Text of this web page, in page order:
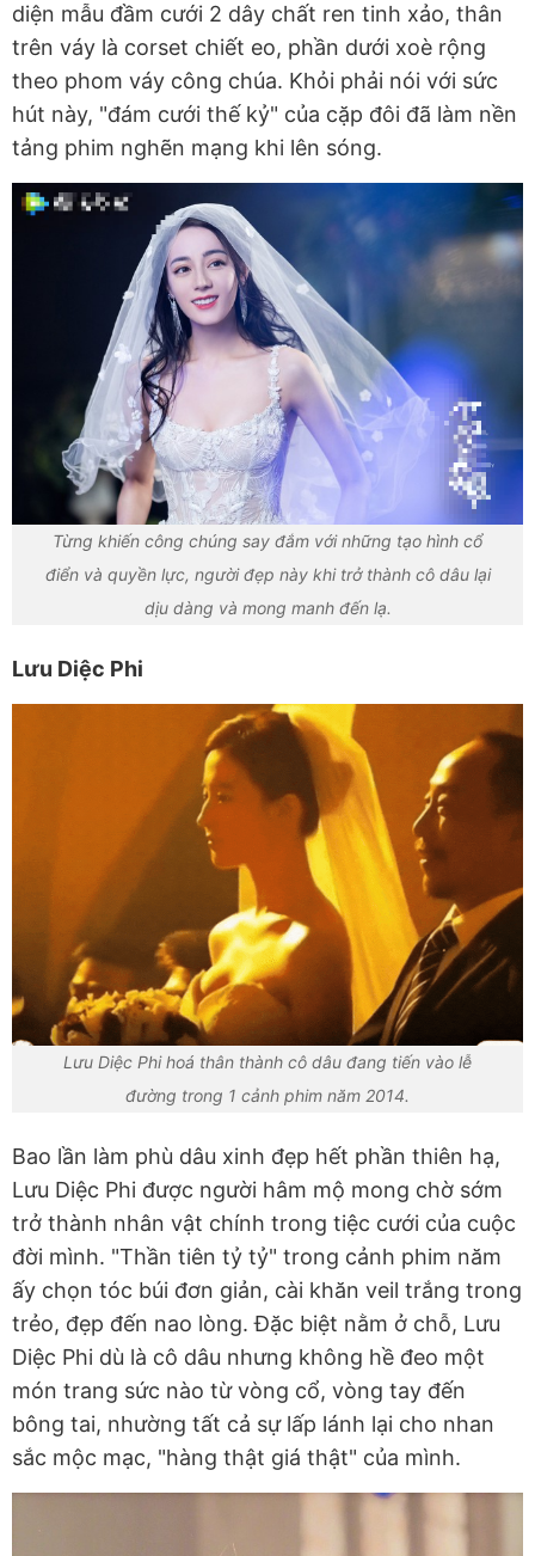
diện mẫu đầm cưới 2 dây chất ren tinh xảo, thân
trên váy là corset chiết eo, phần dưới xoè rộng
theo phom váy công chúa. Khỏi phải nói với sức
hút này, "đám cưới thế kỷ" của cặp đôi đã làm nền
tảng phim nghẽn mạng khi lên sóng.
Từng khiến công chúng say đắm với những tạo hình cổ
điển và quyền lực, người đẹp này khi trở thành cô dâu lại
dịu dàng và mong manh đến lạ.
Lưu Diệc Phi
Lưu Diệc Phi hoá thân thành cô dâu đang tiến vào lễ
đường trong 1 cảnh phim năm 2014.
Bao lần làm phù dâu xinh đẹp hết phần thiên hạ,
Lưu Diệc Phi được người hâm mộ mong chờ sớm
trở thành nhân vật chính trong tiệc cưới của cuộc
đời mình. "Thần tiên tỷ tỷ" trong cảnh phim năm
ấy chọn tóc búi đơn giản, cài khăn veil trắng trong
trẻo, đẹp đến nao lòng. Đặc biệt nằm ở chỗ, Lưu
Diệc Phi dù là cô dâu nhưng không hề đeo một
món trang sức nào từ vòng cổ, vòng tay đến
bông tai, nhường tất cả sự lấp lánh lại cho nhan
sắc mộc mạc, "hàng thật giá thật" của mình.